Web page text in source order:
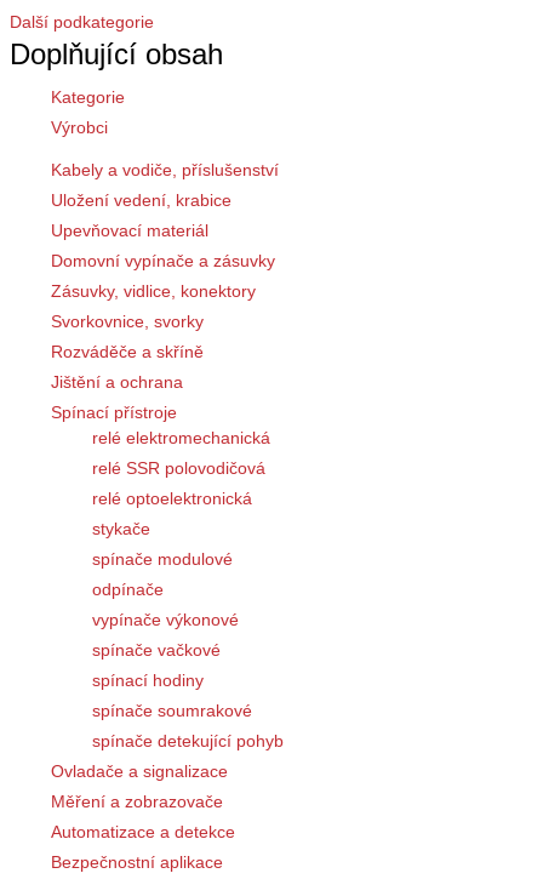
Další podkategorie
Doplňující obsah
Kategorie
Výrobci
Kabely a vodiče, příslušenství
Uložení vedení, krabice
Upevňovací materiál
Domovní vypínače a zásuvky
Zásuvky, vidlice, konektory
Svorkovnice, svorky
Rozváděče a skříně
Jištění a ochrana
Spínací přístroje
relé elektromechanická
relé SSR polovodičová
relé optoelektronická
stykače
spínače modulové
odpínače
vypínače výkonové
spínače vačkové
spínací hodiny
spínače soumrakové
spínače detekující pohyb
Ovladače a signalizace
Měření a zobrazovače
Automatizace a detekce
Bezpečnostní aplikace